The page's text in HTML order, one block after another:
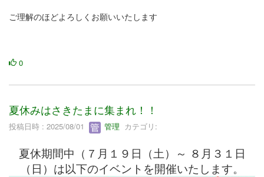
ご理解のほどよろしくお願いいたします
0
夏休みはさきたまに集まれ！！
投稿日時 : 2025/08/01 管理 カテゴリ:
夏休期間中（７月１９日（土）～ ８月３１日
（日）は以下のイベントを開催いたします。